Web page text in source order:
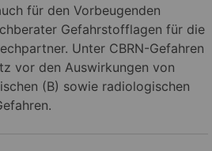
für den Vorbeugenden
Gefahrstofflagen für die
Unter CBRN-Gefahren
vor den Auswirkungen von
(B) sowie radiologischen